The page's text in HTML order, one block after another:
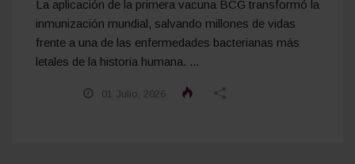
La aplicación de la primera vacuna BCG transformó la
inmunización mundial, salvando millones de vidas
frente a una de las enfermedades bacterianas más
letales de la historia humana. ...
01 Julio, 2026